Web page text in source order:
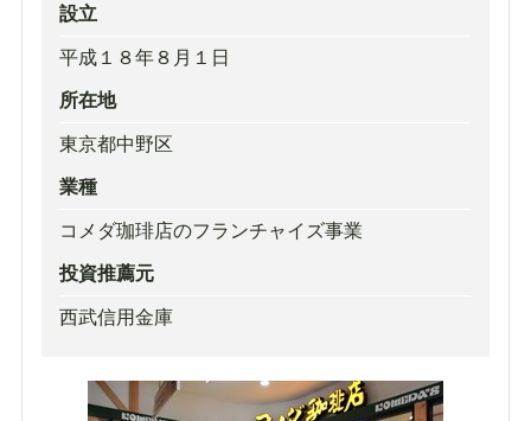
設立
平成１８年８月１日
所在地
東京都中野区
業種
コメダ珈琲店のフランチャイズ事業
投資推薦元
西武信用金庫